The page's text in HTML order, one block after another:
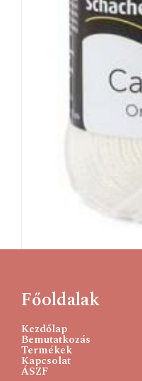
Catania- 105
Tovább olvasom
Főoldalak
Kezdőlap
Bemutatkozás
Termékek
Kapcsolat
ÁSZF